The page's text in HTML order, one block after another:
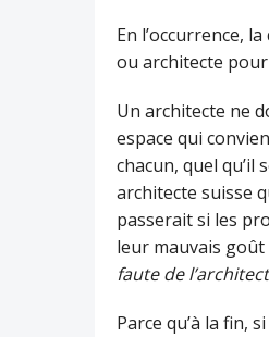
En l’occurrence,
ou architecte
Un architecte ne
espace qui
chacun, quel qu’il
architecte suisse
passerait si les
leur mauvais goût
faute de
Parce qu’à la fin,